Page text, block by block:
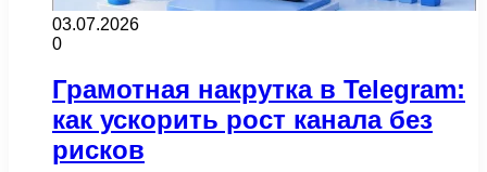
03.07.2026
0
Грамотная накрутка в Telegram:
как ускорить рост канала без
рисков